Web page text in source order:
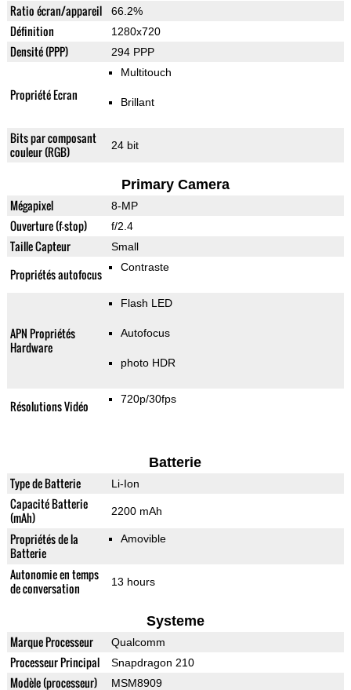
Ratio écran/appareil 66.2%
Définition 1280x720
Densité (PPP) 294 PPP
Propriété Ecran
Multitouch
Brillant
Bits par composant
couleur (RGB)
24 bit
Primary Camera
Mégapixel 8-MP
Ouverture (f-stop) f/2.4
Taille Capteur Small
Propriétés autofocus Contraste
APN Propriétés
Hardware
Flash LED
Autofocus
photo HDR
Résolutions Vidéo 720p/30fps
Batterie
Type de Batterie Li-Ion
Capacité Batterie
(mAh)
2200 mAh
Propriétés de la
Batterie
Amovible
Autonomie en temps
de conversation
13 hours
Systeme
Marque Processeur Qualcomm
Processeur Principal Snapdragon 210
Modèle (processeur) MSM8909